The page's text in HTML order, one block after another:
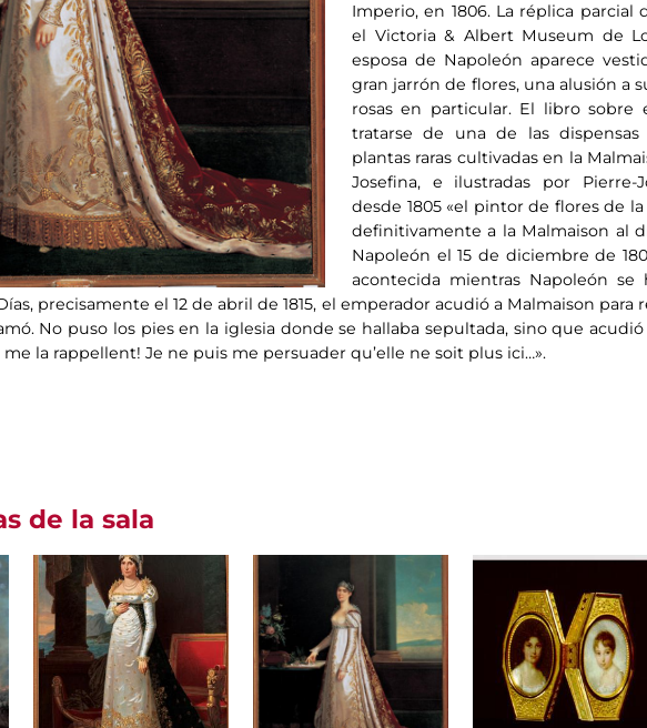
Imperio, en 1806. La réplica parcial
el Victoria & Albert Museum de
esposa de Napoleón aparece
gran jarrón de flores, una alusión a
rosas en particular. El libro
tratarse de una de las
plantas raras cultivadas en la
Josefina, e ilustradas por Pierre-
desde 1805 «el pintor de flores de
definitivamente a la Malmaison al
Napoleón el 15 de diciembre de
acontecida mientras Napoleón
precisamente el 12 de abril de 1815, el emperador acudió a Malmaison
No puso los pies en la iglesia donde se hallaba sepultada, sino que
la rappellent! Je ne puis me persuader qu’elle ne soit plus ici…».
de la sala